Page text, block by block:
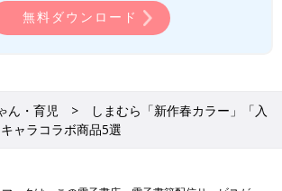
無料ダウンロード
ん・育児
しまむら「新作春カラー」「入
ャラコラボ商品5選